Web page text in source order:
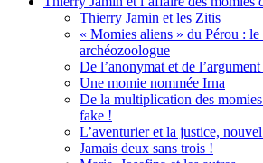
Thierry Jamin et les Zitis
« Momies aliens » du Pérou :
archéozoologue
De l’anonymat et de
Une momie nommée Irna
De la multiplication des
fake !
L’aventurier et la justice,
Jamais deux sans trois !